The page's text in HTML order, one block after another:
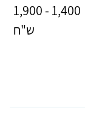
1,400 - 1,900
ש"ח